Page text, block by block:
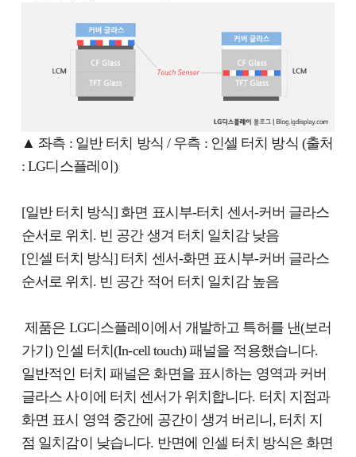
▲ 좌측 : 일반 터치 방식 / 우측 : 인셀 터치 방식 (출처
: LG디스플레이)
[일반 터치 방식] 화면 표시부-터치 센서-커버 글라스
순서로 위치. 빈 공간 생겨 터치 일치감 낮음
[인셀 터치 방식] 터치 센서-화면 표시부-커버 글라스
순서로 위치. 빈 공간 적어 터치 일치감 높음
제품은 LG디스플레이에서 개발하고 특허를 낸(보러
가기) 인셀 터치(In-cell touch) 패널을 적용했습니다.
일반적인 터치 패널은 화면을 표시하는 영역과 커버
글라스 사이에 터치 센서가 위치합니다. 터치 지점과
화면 표시 영역 중간에 공간이 생겨 버리니, 터치 지
점 일치감이 낮습니다. 반면에 인셀 터치 방식은 화면